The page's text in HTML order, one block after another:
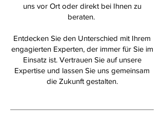
uns vor Ort oder direkt bei Ihnen zu
beraten.
Entdecken Sie den Unterschied mit Ihrem
engagierten Experten, der immer für Sie im
Einsatz ist. Vertrauen Sie auf unsere
Expertise und lassen Sie uns gemeinsam
die Zukunft gestalten.